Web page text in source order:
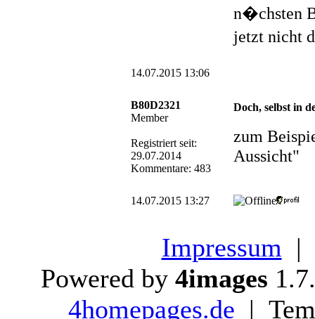
n�chsten
jetzt nicht
14.07.2015 13:06
B80D2321
Member
Registriert seit:
29.07.2014
Kommentare: 483
Doch, selbst in
zum
Aussicht"
14.07.2015 13:27
Impressum |
Powered by 4images
4homepages.de |